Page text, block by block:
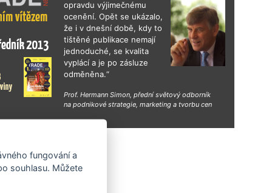
opravdu výjimečnému
ocenění. Opět se ukázalo,
že i v dnešní době, kdy to
tištěné publikace nemají
jednoduché, se kvalita
vyplácí a je po zásluze
odměněna.“
Prof. Hermann Simon, přední světový odborník
na podnikové strategie, marketing a tvorbu cen
fungování a
souhlasu. Můžete